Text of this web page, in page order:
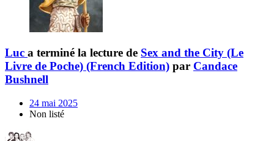
Luc a terminé la lecture de Sex and the City (Le
Livre de Poche) (French Edition) par Candace
Bushnell
24 mai 2025
Non listé